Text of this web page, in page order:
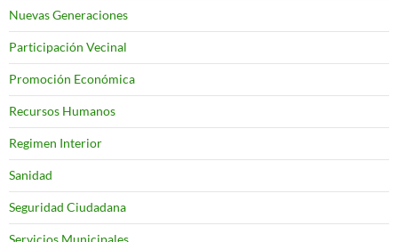
Nuevas Generaciones
Participación Vecinal
Promoción Económica
Recursos Humanos
Regimen Interior
Sanidad
Seguridad Ciudadana
Servicios Municipales